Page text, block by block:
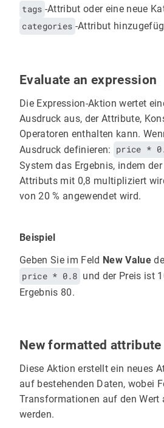
tags -Attribut oder eine neue
categories -Attribut
Evaluate an expression
Die Expression-Aktion wertet
Ausdruck aus, der Attribute,
Operatoren enthalten kann.
Ausdruck definieren: price *
System das Ergebnis, indem
Attributs mit 0,8 multipliziert
von 20 % angewendet wird.
Beispiel
Geben Sie im Feld New Value
price * 0.8 und der Preis ist
Ergebnis 80.
New formatted attribute
Diese Aktion erstellt ein neues
auf bestehenden Daten, wobei
Transformationen auf den Wert
werden.